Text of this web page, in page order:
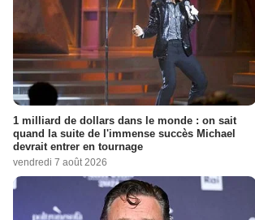
1 milliard de dollars dans le monde : on sait
quand la suite de l'immense succès Michael
devrait entrer en tournage
vendredi 7 août 2026